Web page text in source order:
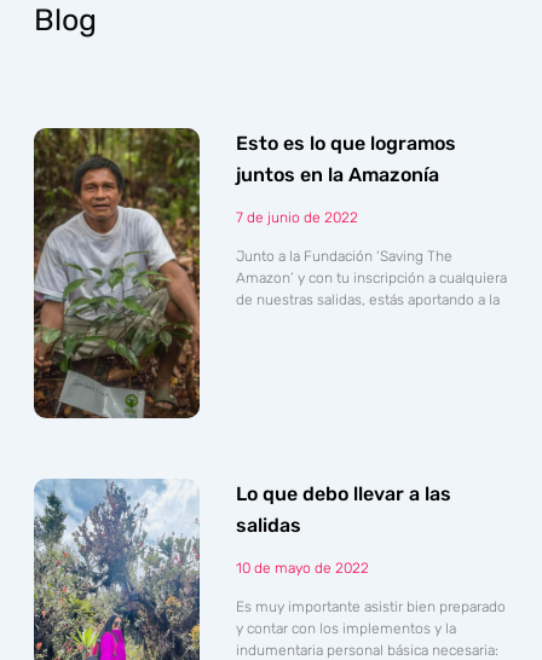
Blog
Esto es lo que logramos
juntos en la Amazonía
7 de junio de 2022
Junto a la Fundación ‘Saving The
Amazon’ y con tu inscripción a cualquiera
de nuestras salidas, estás aportando a la
Lo que debo llevar a las
salidas
10 de mayo de 2022
Es muy importante asistir bien preparado
y contar con los implementos y la
indumentaria personal básica necesaria: